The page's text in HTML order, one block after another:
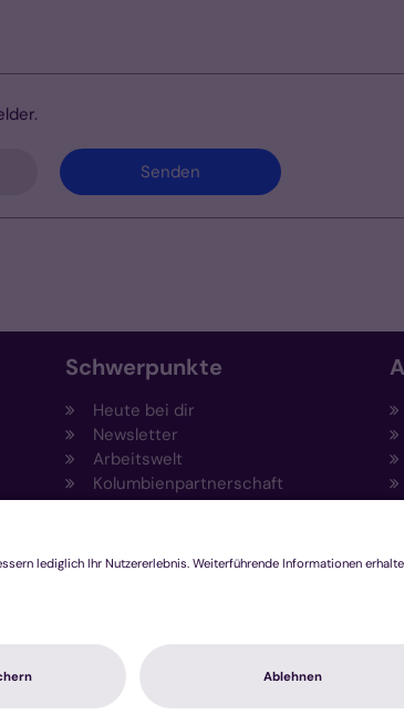
Schwerpunkte
Heute bei dir
Newsletter
Arbeitswelt
Kolumbienpartnerschaft
Fundraising